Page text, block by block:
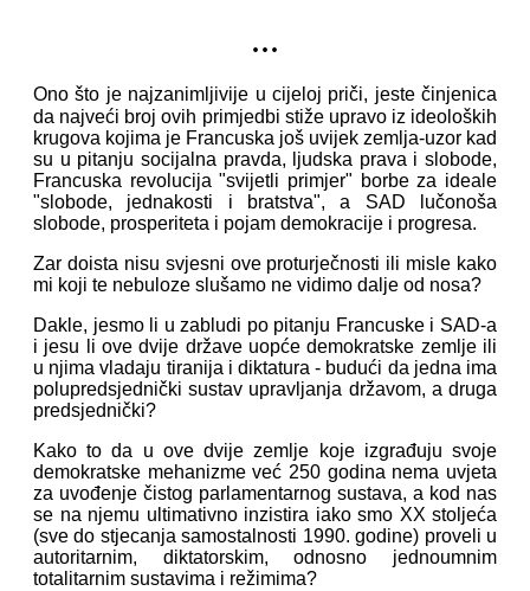
...
Ono što je najzanimljivije u cijeloj priči, jeste činjenica
da najveći broj ovih primjedbi stiže upravo iz ideoloških
krugova kojima je Francuska još uvijek zemlja-uzor kad
su u pitanju socijalna pravda, ljudska prava i slobode,
Francuska revolucija "svijetli primjer" borbe za ideale
"slobode, jednakosti i bratstva", a SAD lučonoša
slobode, prosperiteta i pojam demokracije i progresa.
Zar doista nisu svjesni ove proturječnosti ili misle kako
mi koji te nebuloze slušamo ne vidimo dalje od nosa?
Dakle, jesmo li u zabludi po pitanju Francuske i SAD-a
i jesu li ove dvije države uopće demokratske zemlje ili
u njima vladaju tiranija i diktatura - budući da jedna ima
polupredsjednički sustav upravljanja državom, a druga
predsjednički?
Kako to da u ove dvije zemlje koje izgrađuju svoje
demokratske mehanizme već 250 godina nema uvjeta
za uvođenje čistog parlamentarnog sustava, a kod nas
se na njemu ultimativno inzistira iako smo XX stoljeća
(sve do stjecanja samostalnosti 1990. godine) proveli u
autoritarnim, diktatorskim, odnosno jednoumnim
totalitarnim sustavima i režimima?